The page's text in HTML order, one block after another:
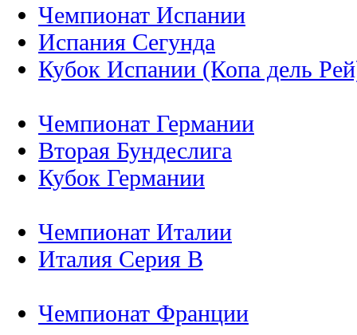
Чемпионат Испании
Испания Сегунда
Кубок Испании (Копа дель
Чемпионат Германии
Вторая Бундеслига
Кубок Германии
Чемпионат Италии
Италия Серия B
Чемпионат Франции